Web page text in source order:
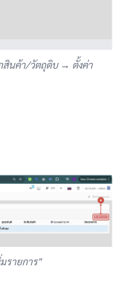
สินค้า/วัตถุดิบ → ตั้งค่า
รายการ"